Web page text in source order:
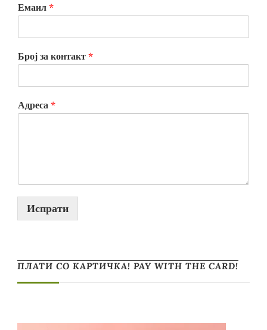
Емаил *
Број за контакт *
Адреса *
Испрати
ПЛАТИ СО КАРТИЧКА! PAY WITH THE CARD!